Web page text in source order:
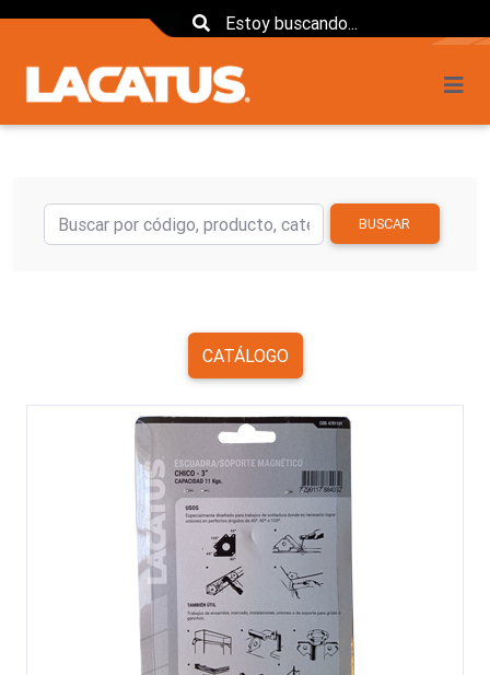
BUSCAR
CATÁLOGO